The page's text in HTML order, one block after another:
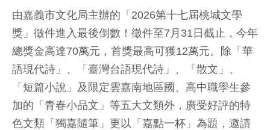
由嘉義市文化局主辦的「2026第十七屆桃城文學
獎」徵件進入最後倒數！徵件至7月31日截止，今年
總獎金高達70萬元，首獎最高可獲12萬元。除「華
語現代詩」、「臺灣台語現代詩」、「散文」、
「短篇小說」及限定雲嘉南地區國、高中職學生參
加的「青春小品文」等五大文類外，廣受好評的特
色文類「獨嘉隨筆」更以「嘉點一杯」為題，邀請